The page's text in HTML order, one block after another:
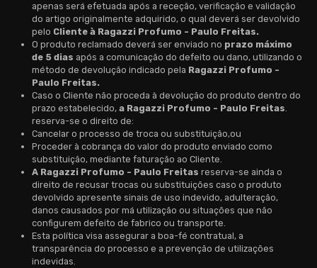
apenas será efetuada após a receção, verificação e validação
do artigo originalmente adquirido, o qual deverá ser devolvido
pelo Cliente à Ragazzi Profumo - Paulo Freitas.
O produto reclamado deverá ser enviado no prazo máximo
de 5 dias após a comunicação do defeito ou dano, utilizando o
método de devolução indicado pela Ragazzi Profumo -
Paulo Freitas.
Caso o Cliente não proceda à devolução do produto dentro do
prazo estabelecido, a Ragazzi Profumo - Paulo Freitas.
reserva-se o direito de:
Cancelar o processo de troca ou substituição,ou
Proceder à cobrança do valor do produto enviado como
substituição, mediante faturação ao Cliente.
A Ragazzi Profumo - Paulo Freitas reserva-se ainda o
direito de recusar trocas ou substituições caso o produto
devolvido apresente sinais de uso indevido, adulteração,
danos causados por má utilização ou situações que não
configurem defeito de fabrico ou transporte.
Esta política visa assegurar a boa-fé contratual, a
transparência do processo e a prevenção de utilizações
indevidas.